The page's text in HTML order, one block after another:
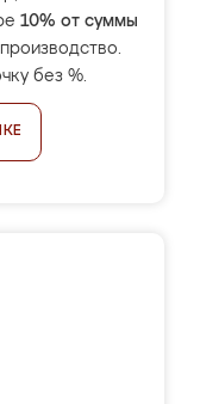
10% от суммы
без %.